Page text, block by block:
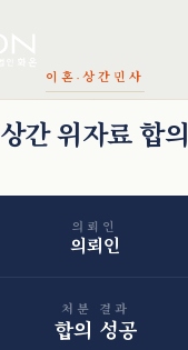
이혼·상간 민사
상간 위자료 합의
의뢰인
의뢰인
처분 결과
합의 성공